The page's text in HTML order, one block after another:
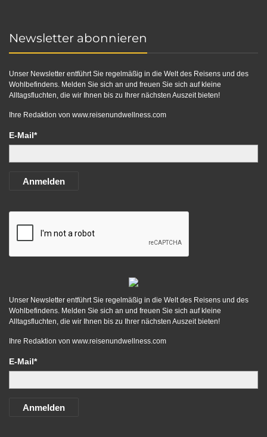
Newsletter abonnieren
Unser Newsletter entführt Sie regelmäßig in die Welt des Reisens und des
Wohlbefindens. Melden Sie sich an und freuen Sie sich auf kleine
Alltagsfluchten, die wir Ihnen bis zu Ihrer nächsten Auszeit bieten!
Ihre Redaktion von www.reisenundwellness.com
E-Mail*
Anmelden
Unser Newsletter entführt Sie regelmäßig in die Welt des Reisens und des
Wohlbefindens. Melden Sie sich an und freuen Sie sich auf kleine
Alltagsfluchten, die wir Ihnen bis zu Ihrer nächsten Auszeit bieten!
Ihre Redaktion von www.reisenundwellness.com
E-Mail*
Anmelden